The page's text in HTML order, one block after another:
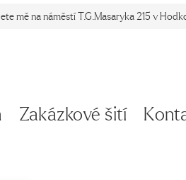
mě na náměstí T.G.Masaryka 215 v
Zakázkové šití